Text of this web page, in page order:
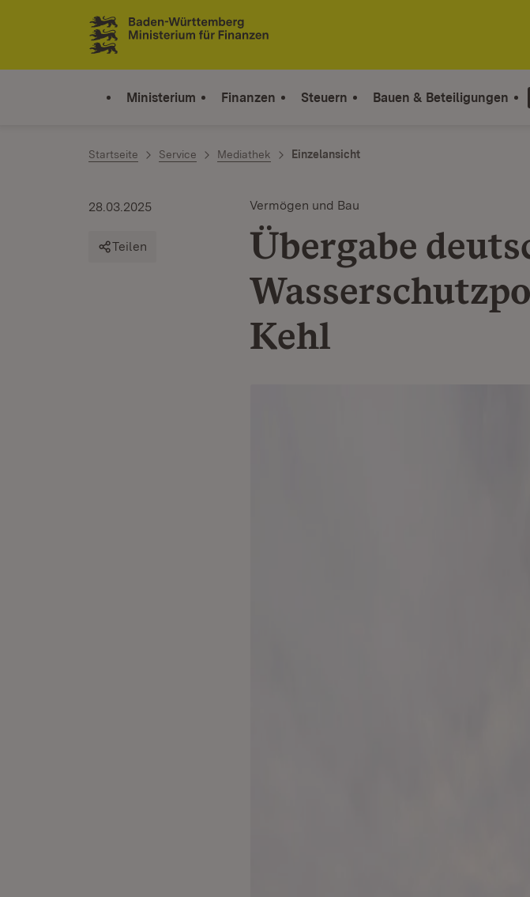
Zum Inhalt springen
Link zur Startseite
Ministerium Finanzen Steuern Bauen & Beteiligungen
Startseite Service Mediathek Einzelansicht
Vermögen und Bau
Übergabe
Kehl
28.03.2025
Teilen